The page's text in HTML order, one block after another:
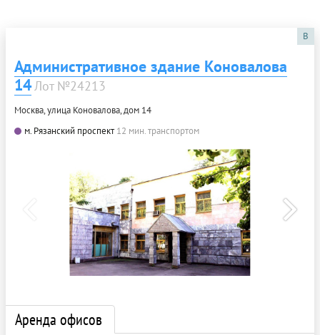
B
Административное здание Коновалова
14Лот №24213
Москва, улица Коновалова, дом 14
м. Рязанский проспект 12 мин. транспортом
Аренда офисов